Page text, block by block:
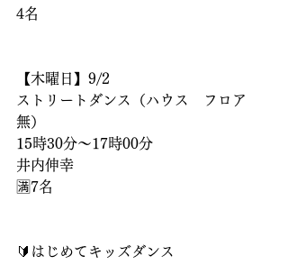
4名
【木曜日】9/2
ストリートダンス（ハウス　フロア
無）
15時30分〜17時00分
井内伸幸
🈵7名
🔰はじめてキッズダンス